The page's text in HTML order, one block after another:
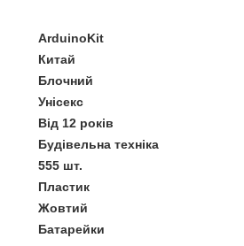
ArduinoKit
Китай
Блочний
Унісекс
Від 12 років
Будівельна техніка
555 шт.
Пластик
Жовтий
Батарейки